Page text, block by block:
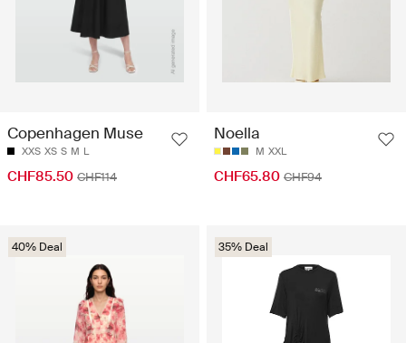
Copenhagen Muse
XXS XS S M L
CHF85.50 CHF114
Noella
M XXL
CHF65.80 CHF94
40% Deal 35% Deal